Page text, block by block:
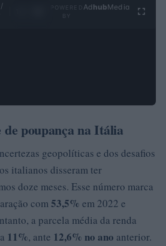
Ad hubMedia
poupança na Itália
geopolíticas e dos desafios
italianos disseram ter
doze meses. Esse número marca
com53,5% em 2022 e
a parcela média da renda
11%, ante 12,6% no ano anterior.